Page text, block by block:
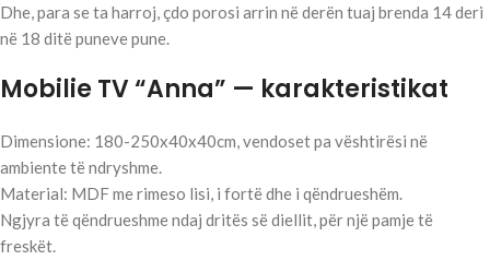
Dhe, para se ta harroj, çdo porosi arrin në derën tuaj brenda 14 deri
në 18 ditë puneve pune.
Mobilie TV “Anna” — karakteristikat
Dimensione: 180-250x40x40cm, vendoset pa vështirësi në
ambiente të ndryshme.
Material: MDF me rimeso lisi, i fortë dhe i qëndrueshëm.
Ngjyra të qëndrueshme ndaj dritës së diellit, për një pamje të
freskët.